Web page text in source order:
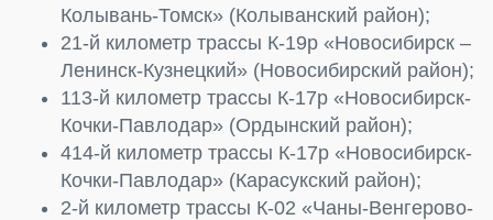
Колывань-Томск» (Колыванский район);
21-й километр трассы К-19р «Новосибирск –
Ленинск-Кузнецкий» (Новосибирский район);
113-й километр трассы К-17р «Новосибирск-
Кочки-Павлодар» (Ордынский район);
414-й километр трассы К-17р «Новосибирск-
Кочки-Павлодар» (Карасукский район);
2-й километр трассы К-02 «Чаны-Венгерово-